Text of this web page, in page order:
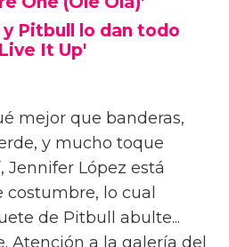
Pitbull lo dan todo
It Up'
mejor que banderas,
y mucho toque
Jennifer López está
lo cual
de Pitbull abulte...
Atención a la galería del